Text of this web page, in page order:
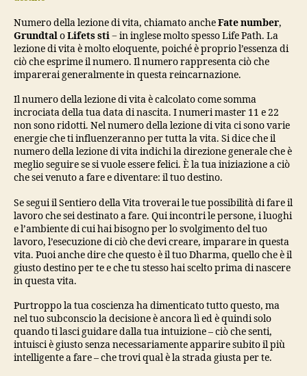
Numero della lezione di vita, chiamato ancheFate number,
GrundtaloLifets sti− in inglese molto spesso Life Path. La
lezione di vita è molto eloquente, poiché è proprio l’essenza di
ciò che esprime il numero. Il numero rappresenta ciò che
imparerai generalmente in questa reincarnazione.
Il numero della lezione di vita è calcolato come somma
incrociata della tua data di nascita. I numeri master 11 e 22
non sono ridotti. Nel numero della lezione di vita ci sono varie
energie che ti influenzeranno per tutta la vita. Si dice che il
numero della lezione di vita indichi la direzione generale che è
meglio seguire se si vuole essere felici. È la tua iniziazione a ciò
che sei venuto a fare e diventare: il tuo destino.
Se segui il Sentiero della Vita troverai le tue possibilità di fare il
lavoro che sei destinato a fare. Qui incontri le persone, i luoghi
e l’ambiente di cui hai bisogno per lo svolgimento del tuo
lavoro, l’esecuzione di ciò che devi creare, imparare in questa
vita. Puoi anche dire che questo è il tuo Dharma, quello che è il
giusto destino per te e che tu stesso hai scelto prima di nascere
in questa vita.
Purtroppo la tua coscienza ha dimenticato tutto questo, ma
nel tuo subconscio la decisione è ancora lì ed è quindi solo
quando ti lasci guidare dalla tua intuizione – ciò che senti,
intuisci è giusto senza necessariamente apparire subito il più
intelligente a fare – che trovi qual è la strada giusta per te.